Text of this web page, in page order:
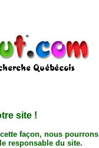
site !
façon, nous pourrons
responsable du site.